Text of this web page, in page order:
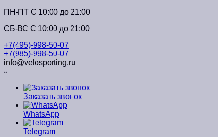
ПН-ПТ C 10:00 до 21:00
СБ-ВС С 10:00 до 21:00
+7(495)-998-50-07
+7(985)-998-50-07
info@velosporting.ru
Заказать звонок
WhatsApp
Telegram